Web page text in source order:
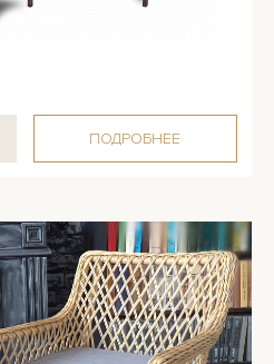
ПОДРОБНЕЕ